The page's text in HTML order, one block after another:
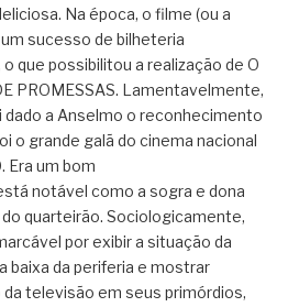
Na época, o filme (ou a
sucesso de bilheteria
que possibilitou a realização de O
PROMESSAS. Lamentavelmente,
dado a Anselmo o reconhecimento
o grande galã do cinema nacional
Era um bom
notável como a sogra e dona
quarteirão. Sociologicamente,
por exibir a situação da
baixa da periferia e mostrar
televisão em seus primórdios,